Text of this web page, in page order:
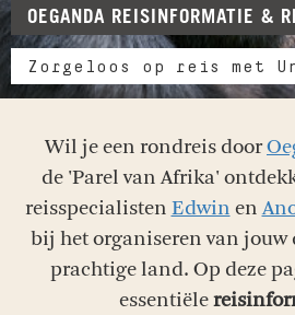
OEGANDA REISINFORMATIE &
Zorgeloos op reis met
Wil je een rondreis door
de 'Parel van Afrika'
reisspecialisten Edwin en
bij het organiseren van
prachtige land. Op deze
essentiële